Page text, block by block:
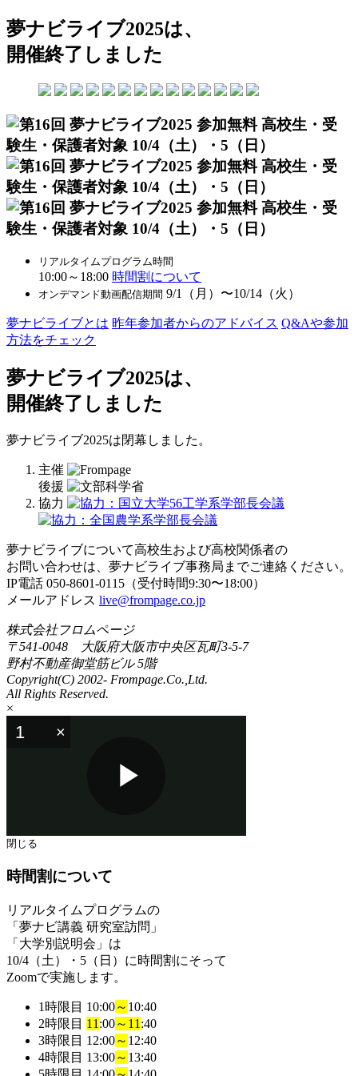
夢ナビライブ2025は、
開催終了しました
リアルタイムプログラム時間
10:00～18:00 時間割について
オンデマンド動画配信期間 9/1（月）〜10/14（火）
夢ナビライブとは 昨年参加者からのアドバイス Q&Aや参加
方法をチェック
夢ナビライブ2025は、
開催終了しました
夢ナビライブ2025は閉幕しました。
主催
後援
協力
夢ナビライブについて高校生および高校関係者の
お問い合わせは、夢ナビライブ事務局までご連絡ください。
IP電話 050-8601-0115（受付時間9:30〜18:00）
メールアドレス live@frompage.co.jp
株式会社フロムページ
〒541-0048 大阪府大阪市中央区瓦町3-5-7
野村不動産御堂筋ビル 5階
Copyright(C) 2002- Frompage.Co.,Ltd.
All Rights Reserved.
×
Video
閉じる
時間割について
リアルタイムプログラムの
「夢ナビ講義 研究室訪問」
「大学別説明会」 は
10/4（土）・5（日）に時間割にそって
Zoomで実施します。
1時限目 10:00～ 10:40
2時限目 11 :00～ 11 :40
3時限目 12:00～ 12:40
4時限目 13:00～ 13:40